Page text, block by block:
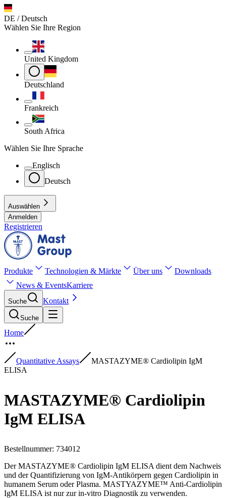
DE / Deutsch
Wählen Sie Ihre Region
United Kingdom
Deutschland
Frankreich
South Africa
Wählen Sie Ihre Sprache
Englisch
Deutsch
Auswählen
Anmelden
Registrieren
Produkte Technologien & Märkte Über uns
Downloads
News & EventsKarriere
Suche Kontakt
Suche
Home
Quantitative Assays
MASTAZYME® Cardiolipin IgM
ELISA
MASTAZYME® Cardiolipin
IgM ELISA
Bestellnummer: 734012
Der MASTAZYME® Cardiolipin IgM ELISA dient dem Nachweis
und der Quantifizierung von IgM-Antikörpern gegen Cardiolipin in
humanem Serum oder Plasma. MASTYAZYME™ Anti-Cardiolipin
IgM ELISA ist nur zur in-vitro Diagnostik zu verwenden.